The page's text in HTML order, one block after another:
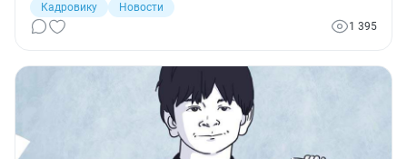
Кадровику
Новости
1 395